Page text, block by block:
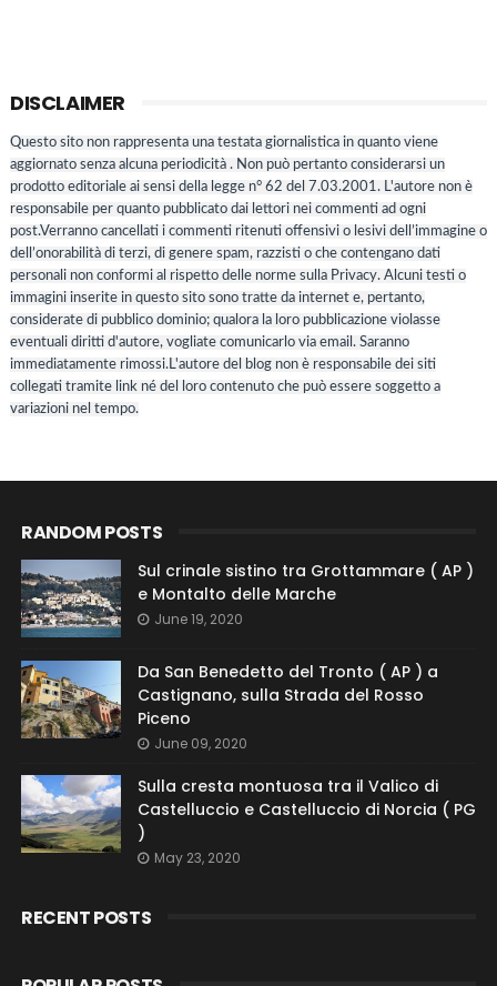
DISCLAIMER
Questo sito non rappresenta una testata giornalistica in quanto viene
aggiornato senza alcuna periodicità . Non può pertanto considerarsi un
prodotto editoriale ai sensi della legge n° 62 del 7.03.2001. L'autore non è
responsabile per quanto pubblicato dai lettori nei commenti ad ogni
post.Verranno cancellati i commenti ritenuti offensivi o lesivi dell’immagine o
dell’onorabilità di terzi, di genere spam, razzisti o che contengano dati
personali non conformi al rispetto delle norme sulla Privacy. Alcuni testi o
immagini inserite in questo sito sono tratte da internet e, pertanto,
considerate di pubblico dominio; qualora la loro pubblicazione violasse
eventuali diritti d'autore, vogliate comunicarlo via email. Saranno
immediatamente rimossi.L'autore del blog non è responsabile dei siti
collegati tramite link né del loro contenuto che può essere soggetto a
variazioni nel tempo.
RANDOM POSTS
Sul crinale sistino tra Grottammare ( AP )
e Montalto delle Marche
June 19, 2020
Da San Benedetto del Tronto ( AP ) a
Castignano, sulla Strada del Rosso
Piceno
June 09, 2020
Sulla cresta montuosa tra il Valico di
Castelluccio e Castelluccio di Norcia ( PG
)
May 23, 2020
RECENT POSTS